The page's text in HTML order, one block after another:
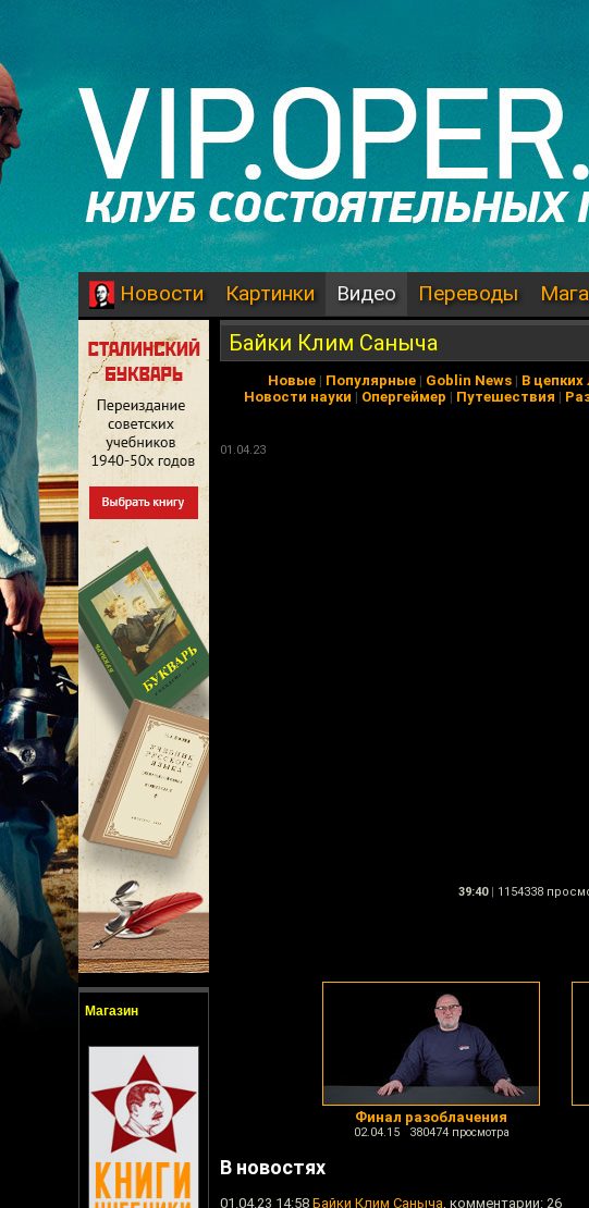
Новости Картинки Видео Переводы
Магазин
Байки Клим Саныча
Новые | Популярные | Goblin News | В цепких
Новости науки | Опергеймер | Путешествия |
01.04.23
39:40 | 1154338
Финал разоблачения
02.04.15 380474 просмотра
В новостях
01.04.23 14:58 Байки Клим Саныча, комментарии: 26